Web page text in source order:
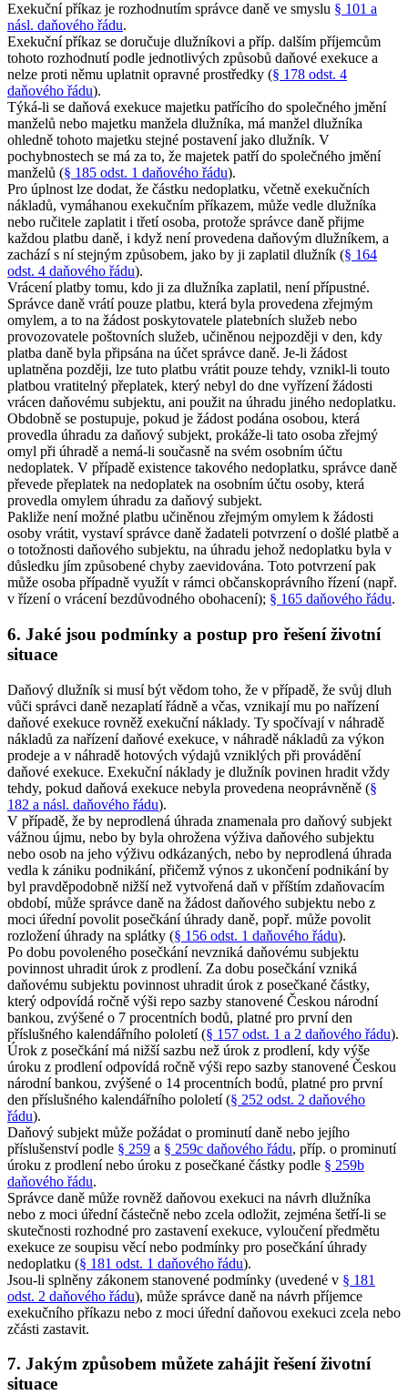
Exekuční příkaz je rozhodnutím správce daně ve smyslu § 101 a
násl. daňového řádu.
Exekuční příkaz se doručuje dlužníkovi a příp. dalším příjemcům
tohoto rozhodnutí podle jednotlivých způsobů daňové exekuce a
nelze proti němu uplatnit opravné prostředky (§ 178 odst. 4
daňového řádu).
Týká-li se daňová exekuce majetku patřícího do společného jmění
manželů nebo majetku manžela dlužníka, má manžel dlužníka
ohledně tohoto majetku stejné postavení jako dlužník. V
pochybnostech se má za to, že majetek patří do společného jmění
manželů (§ 185 odst. 1 daňového řádu).
Pro úplnost lze dodat, že částku nedoplatku, včetně exekučních
nákladů, vymáhanou exekučním příkazem, může vedle dlužníka
nebo ručitele zaplatit i třetí osoba, protože správce daně přijme
každou platbu daně, i když není provedena daňovým dlužníkem, a
zachází s ní stejným způsobem, jako by ji zaplatil dlužník (§ 164
odst. 4 daňového řádu).
Vrácení platby tomu, kdo ji za dlužníka zaplatil, není přípustné.
Správce daně vrátí pouze platbu, která byla provedena zřejmým
omylem, a to na žádost poskytovatele platebních služeb nebo
provozovatele poštovních služeb, učiněnou nejpozději v den, kdy
platba daně byla připsána na účet správce daně. Je-li žádost
uplatněna později, lze tuto platbu vrátit pouze tehdy, vznikl-li touto
platbou vratitelný přeplatek, který nebyl do dne vyřízení žádosti
vrácen daňovému subjektu, ani použit na úhradu jiného nedoplatku.
Obdobně se postupuje, pokud je žádost podána osobou, která
provedla úhradu za daňový subjekt, prokáže-li tato osoba zřejmý
omyl při úhradě a nemá-li současně na svém osobním účtu
nedoplatek. V případě existence takového nedoplatku, správce daně
převede přeplatek na nedoplatek na osobním účtu osoby, která
provedla omylem úhradu za daňový subjekt.
Pakliže není možné platbu učiněnou zřejmým omylem k žádosti
osoby vrátit, vystaví správce daně žadateli potvrzení o došlé platbě a
o totožnosti daňového subjektu, na úhradu jehož nedoplatku byla v
důsledku jím způsobené chyby zaevidována. Toto potvrzení pak
může osoba případně využít v rámci občanskoprávního řízení (např.
v řízení o vrácení bezdůvodného obohacení); § 165 daňového řádu.
6. Jaké jsou podmínky a postup pro řešení životní
situace
Daňový dlužník si musí být vědom toho, že v případě, že svůj dluh
vůči správci daně nezaplatí řádně a včas, vznikají mu po nařízení
daňové exekuce rovněž exekuční náklady. Ty spočívají v náhradě
nákladů za nařízení daňové exekuce, v náhradě nákladů za výkon
prodeje a v náhradě hotových výdajů vzniklých při provádění
daňové exekuce. Exekuční náklady je dlužník povinen hradit vždy
tehdy, pokud daňová exekuce nebyla provedena neoprávněně (§
182 a násl. daňového řádu).
V případě, že by neprodlená úhrada znamenala pro daňový subjekt
vážnou újmu, nebo by byla ohrožena výživa daňového subjektu
nebo osob na jeho výživu odkázaných, nebo by neprodlená úhrada
vedla k zániku podnikání, přičemž výnos z ukončení podnikání by
byl pravděpodobně nižší než vytvořená daň v příštím zdaňovacím
období, může správce daně na žádost daňového subjektu nebo z
moci úřední povolit posečkání úhrady daně, popř. může povolit
rozložení úhrady na splátky (§ 156 odst. 1 daňového řádu).
Po dobu povoleného posečkání nevzniká daňovému subjektu
povinnost uhradit úrok z prodlení. Za dobu posečkání vzniká
daňovému subjektu povinnost uhradit úrok z posečkané částky,
který odpovídá ročně výši repo sazby stanovené Českou národní
bankou, zvýšené o 7 procentních bodů, platné pro první den
příslušného kalendářního pololetí (§ 157 odst. 1 a 2 daňového řádu).
Úrok z posečkání má nižší sazbu než úrok z prodlení, kdy výše
úroku z prodlení odpovídá ročně výši repo sazby stanovené Českou
národní bankou, zvýšené o 14 procentních bodů, platné pro první
den příslušného kalendářního pololetí (§ 252 odst. 2 daňového
řádu).
Daňový subjekt může požádat o prominutí daně nebo jejího
příslušenství podle § 259 a § 259c daňového řádu, příp. o prominutí
úroku z prodlení nebo úroku z posečkané částky podle § 259b
daňového řádu.
Správce daně může rovněž daňovou exekuci na návrh dlužníka
nebo z moci úřední částečně nebo zcela odložit, zejména šetří-li se
skutečnosti rozhodné pro zastavení exekuce, vyloučení předmětu
exekuce ze soupisu věcí nebo podmínky pro posečkání úhrady
nedoplatku (§ 181 odst. 1 daňového řádu).
Jsou-li splněny zákonem stanovené podmínky (uvedené v § 181
odst. 2 daňového řádu), může správce daně na návrh příjemce
exekučního příkazu nebo z moci úřední daňovou exekuci zcela nebo
zčásti zastavit.
7. Jakým způsobem můžete zahájit řešení životní
situace